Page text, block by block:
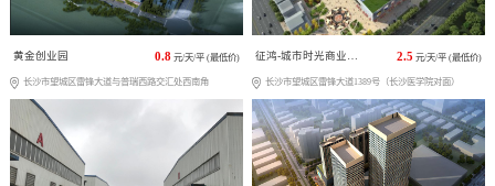
黄金创业园 0.8 元/天/平 (最低价)
长沙市望城区雷锋大道与普瑞西路交汇处西南角
征鸿-城市时光商业广场 2.5 元/天/平 (最低价)
长沙市望城区雷锋大道1389号（长沙医学院对面）